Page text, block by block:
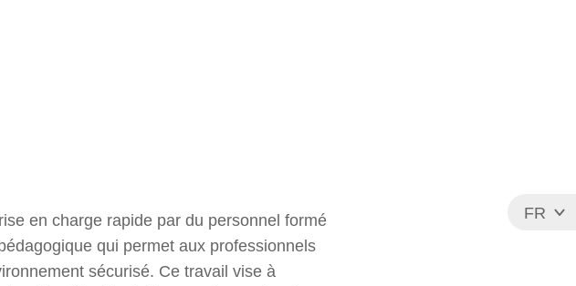
FR
en charge rapide par du personnel formé
qui permet aux professionnels
sécurisé. Ce travail vise à